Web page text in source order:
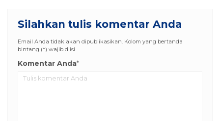
Silahkan tulis komentar Anda
Email Anda tidak akan dipublikasikan. Kolom yang bertanda
bintang (*) wajib diisi
Komentar Anda*